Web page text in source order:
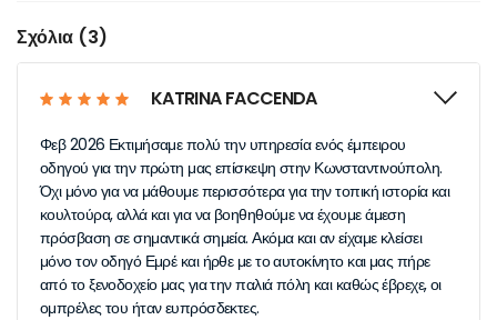
Σχόλια (3)
KATRINA FACCENDA
Φεβ 2026 Εκτιμήσαμε πολύ την υπηρεσία ενός έμπειρου
οδηγού για την πρώτη μας επίσκεψη στην Κωνσταντινούπολη.
Όχι μόνο για να μάθουμε περισσότερα για την τοπική ιστορία και
κουλτούρα, αλλά και για να βοηθηθούμε να έχουμε άμεση
πρόσβαση σε σημαντικά σημεία. Ακόμα και αν είχαμε κλείσει
μόνο τον οδηγό Εμρέ και ήρθε με το αυτοκίνητο και μας πήρε
από το ξενοδοχείο μας για την παλιά πόλη και καθώς έβρεχε, οι
ομπρέλες του ήταν ευπρόσδεκτες.